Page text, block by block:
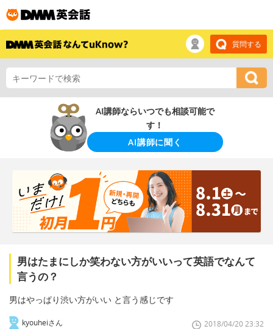
質問する
AI講師ならいつでも相談可能で
す！
AI講師に聞く
男はたまにしか笑わない方がいいって英語でなんて
言うの？
男はやっぱり渋い方がいい と言う感じです
kyouheiさん 2018/04/20 23:32